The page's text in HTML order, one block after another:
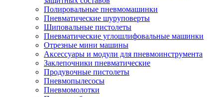
Полировальные пневмомашинки
Пневматические шуруповерты
Шиповальные пистолеты
Пневматические углошлифовальные машинки
Отрезные мини машины
Аксессуары и модули для пневмоинструмента
Заклепочники пневматические
Продувочные пистолеты
Пневмопылесосы
Пневмомолотки